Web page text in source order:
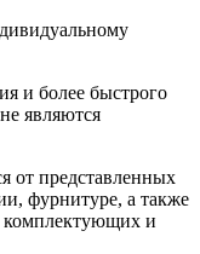
и более быстрого
являются
от представленных
фурнитуре, а также
комплектующих и